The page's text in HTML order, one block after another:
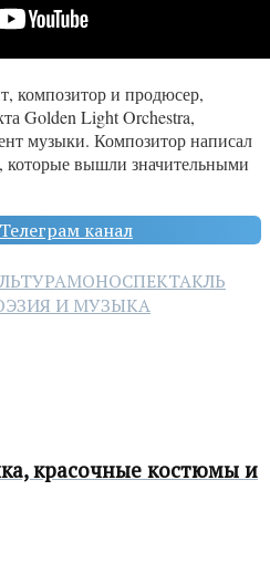
композитор и продюсер,
Golden Light Orchestra,
музыки. Композитор написал
которые вышли значительными
канал
МОНОСПЕКТАКЛЬ
И МУЗЫКА
красочные костюмы и